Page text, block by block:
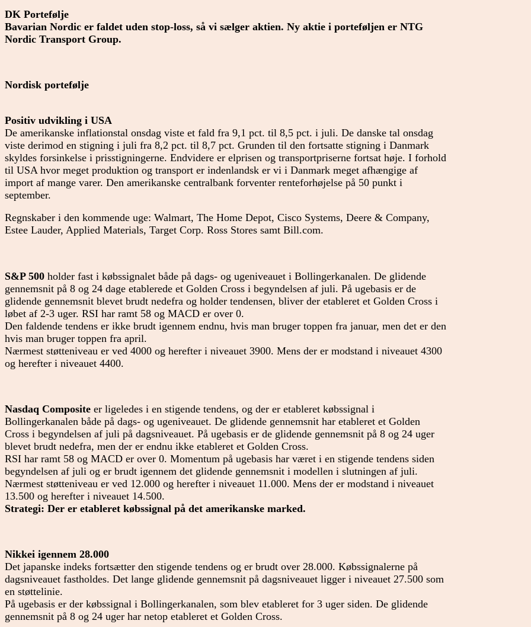
DK Portefølje
Bavarian Nordic er faldet uden stop-loss, så vi sælger aktien. Ny aktie i porteføljen er NTG
Nordic Transport Group.
Nordisk portefølje
Positiv udvikling i USA
De amerikanske inflationstal onsdag viste et fald fra 9,1 pct. til 8,5 pct. i juli. De danske tal onsdag
viste derimod en stigning i juli fra 8,2 pct. til 8,7 pct. Grunden til den fortsatte stigning i Danmark
skyldes forsinkelse i prisstigningerne. Endvidere er elprisen og transportpriserne fortsat høje. I forhold
til USA hvor meget produktion og transport er indenlandsk er vi i Danmark meget afhængige af
import af mange varer. Den amerikanske centralbank forventer renteforhøjelse på 50 punkt i
september.
Regnskaber i den kommende uge: Walmart, The Home Depot, Cisco Systems, Deere & Company,
Estee Lauder, Applied Materials, Target Corp. Ross Stores samt Bill.com.
S&P 500 holder fast i købssignalet både på dags- og ugeniveauet i Bollingerkanalen. De glidende
gennemsnit på 8 og 24 dage etablerede et Golden Cross i begyndelsen af juli. På ugebasis er de
glidende gennemsnit blevet brudt nedefra og holder tendensen, bliver der etableret et Golden Cross i
løbet af 2-3 uger. RSI har ramt 58 og MACD er over 0.
Den faldende tendens er ikke brudt igennem endnu, hvis man bruger toppen fra januar, men det er den
hvis man bruger toppen fra april.
Nærmest støtteniveau er ved 4000 og herefter i niveauet 3900. Mens der er modstand i niveauet 4300
og herefter i niveauet 4400.
Nasdaq Composite er ligeledes i en stigende tendens, og der er etableret købssignal i
Bollingerkanalen både på dags- og ugeniveauet. De glidende gennemsnit har etableret et Golden
Cross i begyndelsen af juli på dagsniveauet. På ugebasis er de glidende gennemsnit på 8 og 24 uger
blevet brudt nedefra, men der er endnu ikke etableret et Golden Cross.
RSI har ramt 58 og MACD er over 0. Momentum på ugebasis har været i en stigende tendens siden
begyndelsen af juli og er brudt igennem det glidende gennemsnit i modellen i slutningen af juli.
Nærmest støtteniveau er ved 12.000 og herefter i niveauet 11.000. Mens der er modstand i niveauet
13.500 og herefter i niveauet 14.500.
Strategi: Der er etableret købssignal på det amerikanske marked.
Nikkei igennem 28.000
Det japanske indeks fortsætter den stigende tendens og er brudt over 28.000. Købssignalerne på
dagsniveauet fastholdes. Det lange glidende gennemsnit på dagsniveauet ligger i niveauet 27.500 som
en støttelinie.
På ugebasis er der købssignal i Bollingerkanalen, som blev etableret for 3 uger siden. De glidende
gennemsnit på 8 og 24 uger har netop etableret et Golden Cross.